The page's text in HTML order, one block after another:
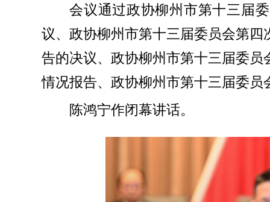
会议通过政协柳州市第十三届
议、政协柳州市第十三届委员会第
告的决议、政协柳州市第十三届委
情况报告、政协柳州市第十三届委员
陈鸿宁作闭幕讲话。